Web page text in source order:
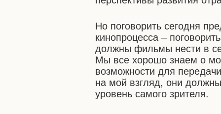
Но поговорить сегодня
кинопроцесса –
должны фильмы нести в
Мы все хорошо знаем о
возможности для
на мой взгляд, они
уровень самого зрителя.